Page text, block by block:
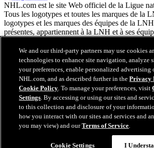
NHL.com est le site Web officiel de la Ligue
Tous les logotypes et toutes les marques de la
logotypes et les marques des équipes de la
présentes, appartiennent à la LNH et à ses
Enterprises, L.P. © LNH 2026. Tous droits
chandails d'équipe de la LNH personnalisés
joueurs de la LNH et leurs numéros sont
de la LNH et de l'AJLNH. Le mot servant de
configuration de la surfaceuse Zamboni sont des
commerce déposées de Frank J. Zamboni &
Zamboni & Co., Inc. 2026. Tous droits
déposée ou tout droit d'auteur d'une tierce partie
leurs auteurs respectifs. Tous droits réservés.
We and our third-party partners may use cookies
technologies to enhance site navigation, analyze
your preferences, enable personalized advertising
NHL.com, and as described further in thePrivacy
Cookie Policy. To manage your preferences, visit
Settings. By accessing or using our sites and
to this collection and disclosure of your
how you interact with our sites and services and
you may view) and ourTerms of Service.
Cookie Settings I